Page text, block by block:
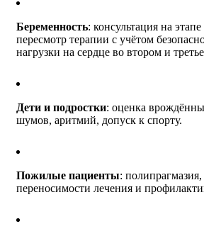
Беременность: консультация на
пересмотр терапии с учётом
нагрузки на сердце во втором и
Дети и подростки: оценка
шумов, аритмий, допуск к спорту.
Пожилые пациенты:
переносимости лечения и